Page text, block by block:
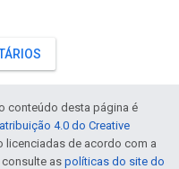
conteúdo desta página é
4.0 do Creative
licenciadas de acordo com a
consulte as políticas do site do